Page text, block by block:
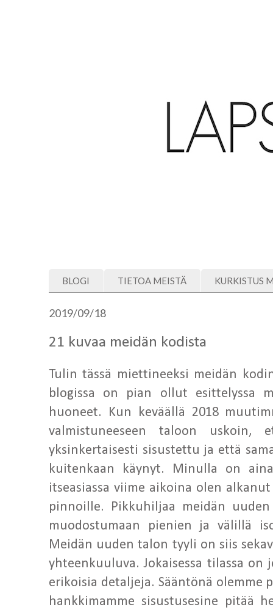
BLOGI TIETOA MEISTÄ KURKISTUS
2019/09/18
21 kuvaa meidän kodista
Tulin tässä miettineeksi meidän
blogissa on pian ollut esittelyssa
huoneet. Kun keväällä 2018
valmistuneeseen taloon uskoin,
yksinkertaisesti sisustettu ja että
kuitenkaan käynyt. Minulla on
itseasiassa viime aikoina olen
pinnoille. Pikkuhiljaa meidän
muodostumaan pienien ja välillä
Meidän uuden talon tyyli on siis
yhteenkuuluva. Jokaisessa tilassa
erikoisia detaljeja. Sääntönä olemme
hankkimamme sisustusesine pitää